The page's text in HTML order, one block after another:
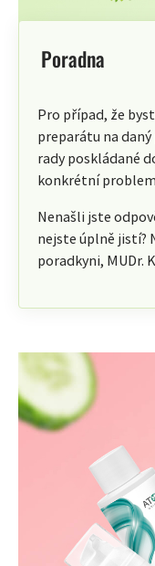
Poradna
Pro případ, že
preparátu na
rady poskládané
konkrétní
Nenašli jste
nejste úplně jistí?
poradkyni, MUDr.